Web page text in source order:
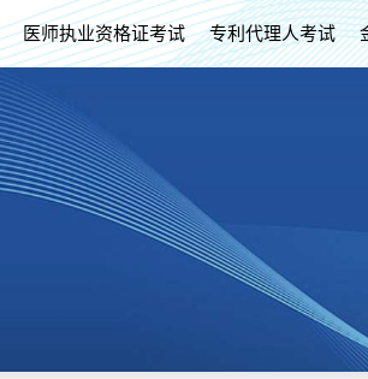
医师执业资格证考试 专利代理人考试